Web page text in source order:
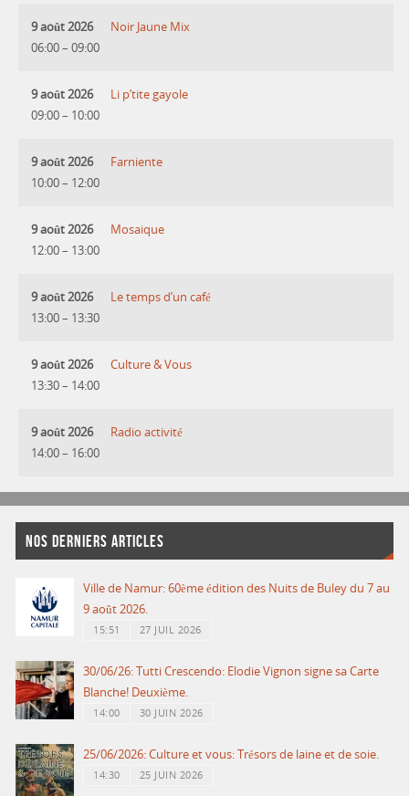
9 août 2026
06:00– 09:00
Noir Jaune Mix
9 août 2026
09:00– 10:00
Li p’tite gayole
9 août 2026
10:00– 12:00
Farniente
9 août 2026
12:00– 13:00
Mosaique
9 août 2026
13:00– 13:30
Le temps d’un café
9 août 2026
13:30– 14:00
Culture & Vous
9 août 2026
14:00– 16:00
Radio activité
NOS DERNIERS ARTICLES
Ville de Namur: 60ème édition des Nuits de Buley du 7 au
9 août 2026.
15:51 27 JUIL 2026
30/06/26: Tutti Crescendo: Elodie Vignon signe sa Carte
Blanche! Deuxième.
14:00 30 JUIN 2026
25/06/2026: Culture et vous: Trésors de laine et de soie.
14:30 25 JUIN 2026